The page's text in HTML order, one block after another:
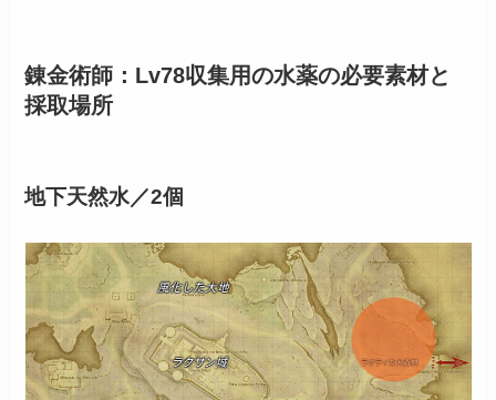
錬金術師：Lv78収集用の水薬の必要素材と
採取場所
地下天然水／2個